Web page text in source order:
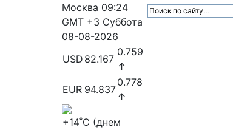
Москва 09:24
GMT +3 Суббота
08-08-2026
USD 82.167
0.759
↑
EUR 94.837
0.778
↑
+14˚C (днем